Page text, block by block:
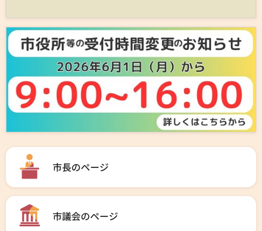
市長のページ
市議会のページ